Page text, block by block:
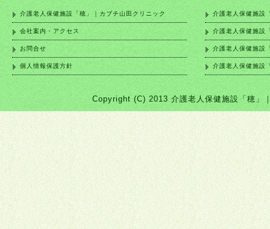
介護老人保健施設「穂」｜カブチ山田クリニック
会社案内・アクセス
お問合せ
個人情報保護方針
介護老人保健施設
介護老人保健施設
介護老人保健施設
介護老人保健施設
Copyright (C) 2013 介護老人保健施設「穂